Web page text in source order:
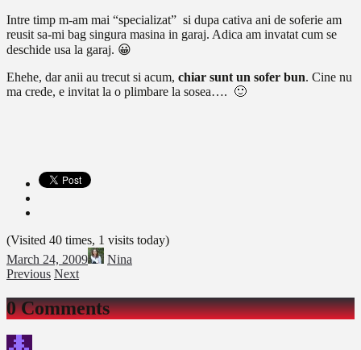
Intre timp m-am mai “specializat” si dupa cativa ani de soferie am
reusit sa-mi bag singura masina in garaj. Adica am invatat cum se
deschide usa la garaj. 😀
Ehehe, dar anii au trecut si acum, chiar sunt un sofer bun. Cine nu
ma crede, e invitat la o plimbare la sosea…. 🙂
(Visited 40 times, 1 visits today)
March 24, 2009
Nina
Previous Next
0 Comments